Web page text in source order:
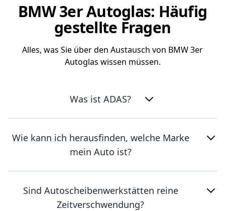
BMW 3er Autoglas: Häufig
gestellte Fragen
Alles, was Sie über den Austausch von BMW 3er
Autoglas wissen müssen.
Was ist ADAS?
Wie kann ich herausfinden, welche Marke
mein Auto ist?
Sind Autoscheibenwerkstätten reine
Zeitverschwendung?